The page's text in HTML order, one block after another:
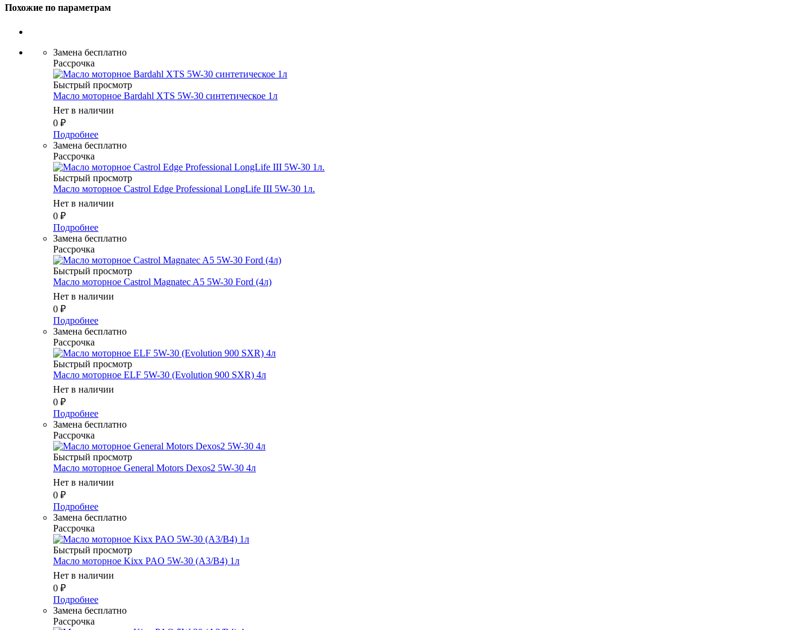
Похожие по параметрам
Замена бесплатно
Рассрочка
Быстрый просмотр
Масло мотоpное Bardahl XTS 5W-30 синтетическое 1л
Нет в наличии
0 ₽
Подробнее
Замена бесплатно
Рассрочка
Быстрый просмотр
Масло мотоpное Castrol Edge Professional LongLife III 5W-30 1л.
Нет в наличии
0 ₽
Подробнее
Замена бесплатно
Рассрочка
Быстрый просмотр
Масло мотоpное Castrol Magnatec A5 5W-30 Ford (4л)
Нет в наличии
0 ₽
Подробнее
Замена бесплатно
Рассрочка
Быстрый просмотр
Масло мотоpное ELF 5W-30 (Evolution 900 SXR) 4л
Нет в наличии
0 ₽
Подробнее
Замена бесплатно
Рассрочка
Быстрый просмотр
Масло мотоpное General Motors Dexos2 5W-30 4л
Нет в наличии
0 ₽
Подробнее
Замена бесплатно
Рассрочка
Быстрый просмотр
Масло мотоpное Kixx PAO 5W-30 (A3/B4) 1л
Нет в наличии
0 ₽
Подробнее
Замена бесплатно
Рассрочка